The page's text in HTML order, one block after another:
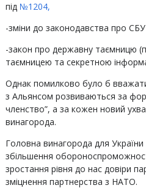
під№1204,
-зміни до законодавства про СБУ
-закон про державну таємницю
таємницею та секретною
Однак помилково було б
з Альянсом розвиваються за
членство”, а за кожен новий
винагорода.
Головна винагорода для
збільшення
зростання рівня до нас довіри
зміцнення партнерства з НАТО.